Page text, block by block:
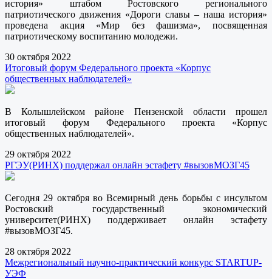
история» штабом Ростовского регионального
патриотического движения «Дороги славы – наша история»
проведена акция «Мир без фашизма», посвященная
патриотическому воспитанию молодежи.
30 октября 2022
Итоговый форум Федерального проекта «Корпус
общественных наблюдателей»
В Колышлейском районе Пензенской области прошел
итоговый форум Федерального проекта «Корпус
общественных наблюдателей».
29 октября 2022
РГЭУ(РИНХ) поддержал онлайн эстафету #вызовМОЗГ45
Сегодня 29 октября во Всемирный день борьбы с инсультом
Ростовский государственный экономический
университет(РИНХ) поддерживает онлайн эстафету
#вызовМОЗГ45.
28 октября 2022
Межрегиональный научно-практический конкурс STARTUP-
УЭФ